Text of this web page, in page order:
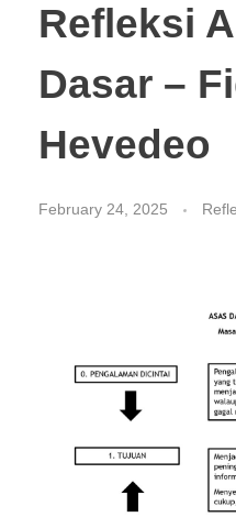
Refleksi
Dasar –
Hevedeo
February 24, 2025